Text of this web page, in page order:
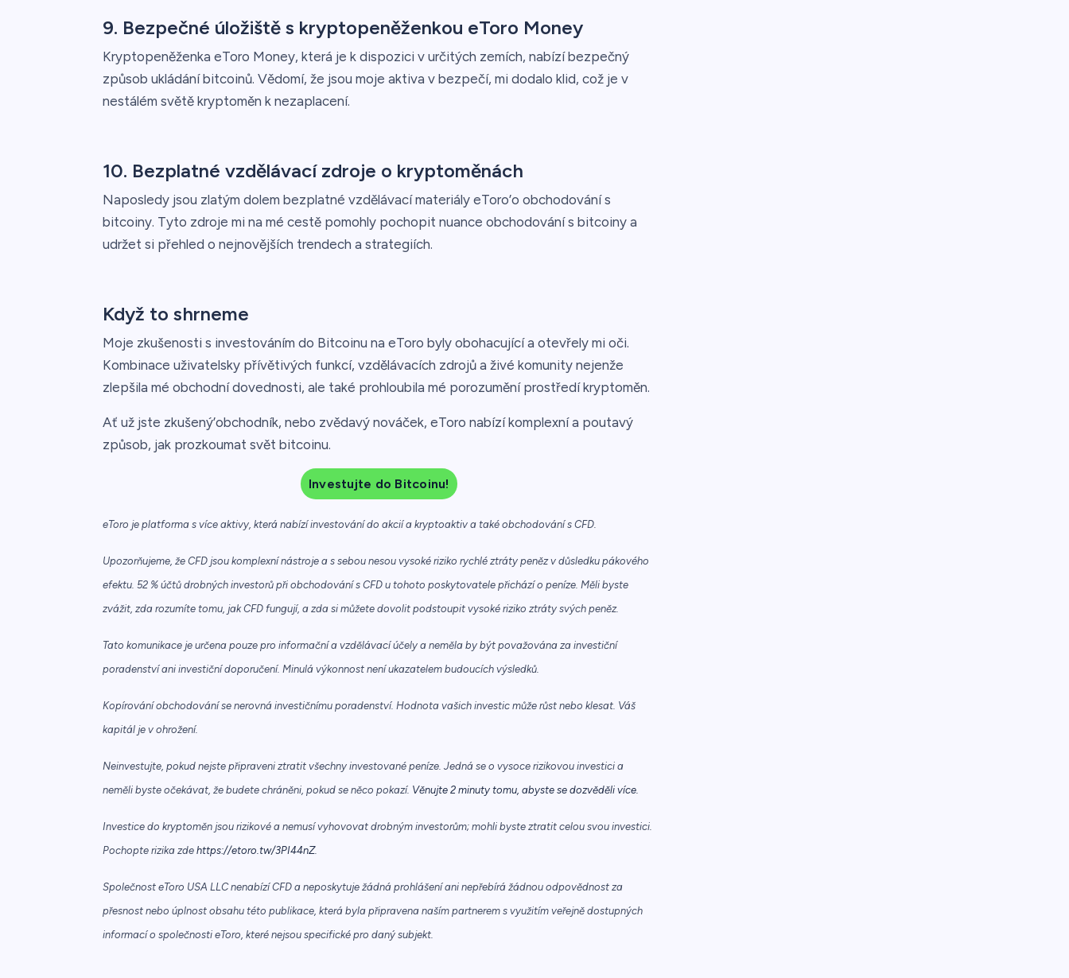
9. Bezpečné úložiště s kryptopeněženkou eToro Money
Kryptopeněženka eToro Money, která je k dispozici v určitých zemích, nabízí bezpečný
způsob ukládání bitcoinů. Vědomí, že jsou moje aktiva v bezpečí, mi dodalo klid, což je v
nestálém světě kryptoměn k nezaplacení.
10. Bezplatné vzdělávací zdroje o kryptoměnách
Naposledy jsou zlatým dolem bezplatné vzdělávací materiály eToro’o obchodování s
bitcoiny. Tyto zdroje mi na mé cestě pomohly pochopit nuance obchodování s bitcoiny a
udržet si přehled o nejnovějších trendech a strategiích.
Když to shrneme
Moje zkušenosti s investováním do Bitcoinu na eToro byly obohacující a otevřely mi oči.
Kombinace uživatelsky přívětivých funkcí, vzdělávacích zdrojů a živé komunity nejenže
zlepšila mé obchodní dovednosti, ale také prohloubila mé porozumění prostředí kryptoměn.
Ať už jste zkušený’obchodník, nebo zvědavý nováček, eToro nabízí komplexní a poutavý
způsob, jak prozkoumat svět bitcoinu.
Investujte do Bitcoinu!
eToro je platforma s více aktivy, která nabízí investování do akcií a kryptoaktiv a také obchodování s CFD.
Upozorňujeme, že CFD jsou komplexní nástroje a s sebou nesou vysoké riziko rychlé ztráty peněz v důsledku pákového
efektu. 52 % účtů drobných investorů při obchodování s CFD u tohoto poskytovatele přichází o peníze. Měli byste
zvážit, zda rozumíte tomu, jak CFD fungují, a zda si můžete dovolit podstoupit vysoké riziko ztráty svých peněz.
Tato komunikace je určena pouze pro informační a vzdělávací účely a neměla by být považována za investiční
poradenství ani investiční doporučení. Minulá výkonnost není ukazatelem budoucích výsledků.
Kopírování obchodování se nerovná investičnímu poradenství. Hodnota vašich investic může růst nebo klesat. Váš
kapitál je v ohrožení.
Neinvestujte, pokud nejste připraveni ztratit všechny investované peníze. Jedná se o vysoce rizikovou investici a
neměli byste očekávat, že budete chráněni, pokud se něco pokazí. Věnujte 2 minuty tomu, abyste se dozvěděli více.
Investice do kryptoměn jsou rizikové a nemusí vyhovovat drobným investorům; mohli byste ztratit celou svou investici.
Pochopte rizika zde https://etoro.tw/3PI44nZ.
Společnost eToro USA LLC nenabízí CFD a neposkytuje žádná prohlášení ani nepřebírá žádnou odpovědnost za
přesnost nebo úplnost obsahu této publikace, která byla připravena naším partnerem s využitím veřejně dostupných
informací o společnosti eToro, které nejsou specifické pro daný subjekt.